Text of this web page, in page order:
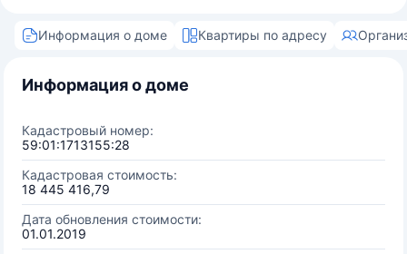
Информация о доме Квартиры по адресу
Информация о доме
Кадастровый номер:
59:01:1713155:28
Кадастровая стоимость:
18 445 416,79
Дата обновления стоимости:
01.01.2019